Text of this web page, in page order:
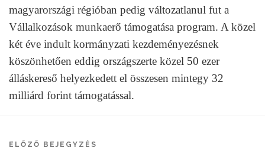
magyarországi régióban pedig változatlanul fut a
Vállalkozások munkaerő támogatása program. A közel
két éve indult kormányzati kezdeményezésnek
köszönhetően eddig országszerte közel 50 ezer
álláskereső helyezkedett el összesen mintegy 32
milliárd forint támogatással.
ELŐZŐ BEJEGYZÉS